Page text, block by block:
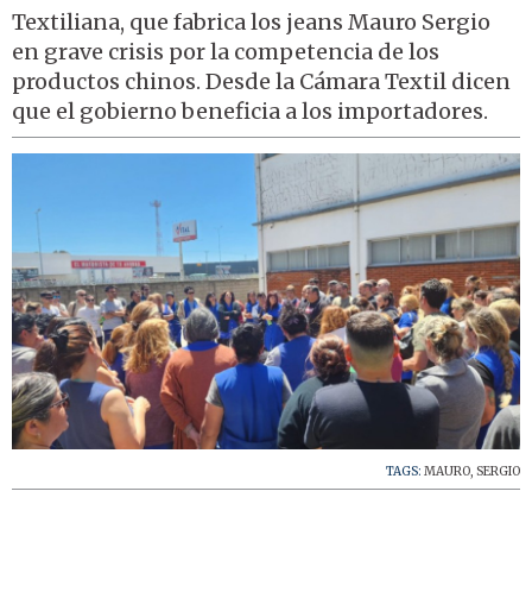
Textiliana, que fabrica los jeans Mauro Sergio
en grave crisis por la competencia de los
productos chinos. Desde la Cámara Textil dicen
que el gobierno beneficia a los importadores.
TAGS: MAURO, SERGIO